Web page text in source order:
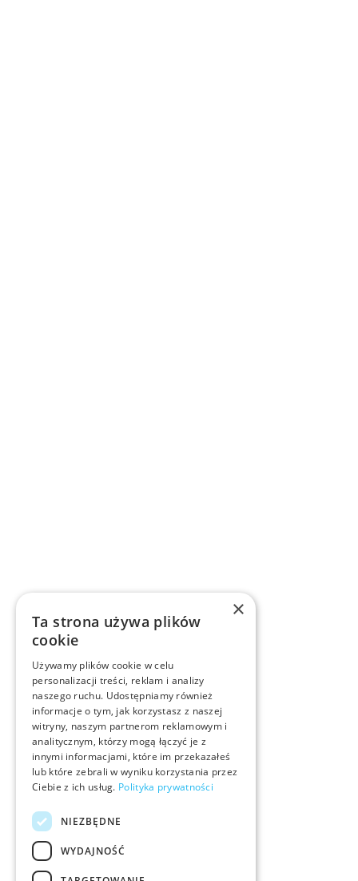
×
Ta strona używa plików
cookie
Używamy plików cookie w celu
personalizacji treści, reklam i analizy
naszego ruchu. Udostępniamy również
informacje o tym, jak korzystasz z naszej
witryny, naszym partnerom reklamowym i
analitycznym, którzy mogą łączyć je z
innymi informacjami, które im przekazałeś
lub które zebrali w wyniku korzystania przez
Ciebie z ich usług. Polityka prywatności
NIEZBĘDNE
WYDAJNOŚĆ